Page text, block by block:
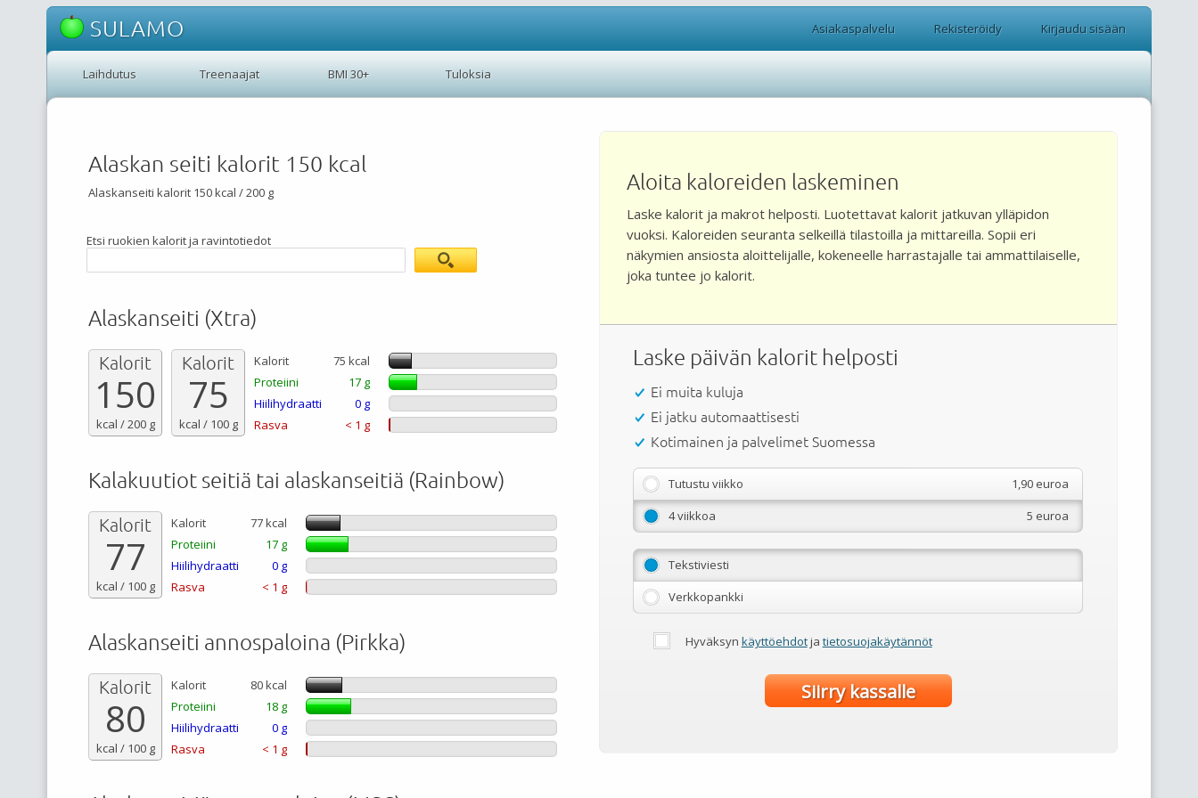
Asiakaspalvelu Rekisteröidy Kirjaudu sisään
SULAMO
Laihdutus Treenaajat BMI 30+ Tuloksia
Alaskan seiti kalorit 150 kcal
Alaskanseiti kalorit 150 kcal / 200 g
Etsi ruokien kalorit ja ravintotiedot
Alaskanseiti (Xtra)
Kalorit
150
kcal / 200 g
Kalorit
75
kcal / 100 g
Kalorit
75 kcal
Proteiini
17 g
Hiilihydraatti
0 g
Rasva
< 1 g
Kalakuutiot seitiä tai alaskanseitiä (Rainbow)
Kalorit
77
kcal / 100 g
Kalorit
77 kcal
Proteiini
17 g
Hiilihydraatti
0 g
Rasva
< 1 g
Alaskanseiti annospaloina (Pirkka)
Kalorit
80
kcal / 100 g
Kalorit
80 kcal
Proteiini
18 g
Hiilihydraatti
0 g
Rasva
< 1 g
Aloita kaloreiden laskeminen
Laske kalorit ja makrot helposti. Luotettavat kalorit jatkuvan ylläpidon
vuoksi. Kaloreiden seuranta selkeillä tilastoilla ja mittareilla. Sopii eri
näkymien ansiosta aloittelijalle, kokeneelle harrastajalle tai ammattilaiselle,
joka tuntee jo kalorit.
Laske päivän kalorit helposti
Ei muita kuluja
Ei jatku automaattisesti
Kotimainen ja palvelimet Suomessa
Tutustu viikko
1,90 euroa
4 viikkoa
5 euroa
Tekstiviesti
Verkkopankki
Hyväksyn käyttöehdotja tietosuojakäytännöt
Siirry kassalle